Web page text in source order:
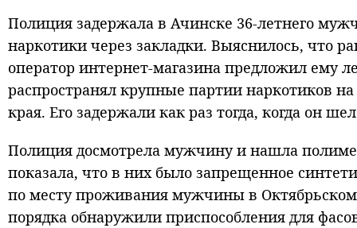
Полиция задержала в Ачинске 36-летнего
наркотики через закладки. Выяснилось, что
оператор интернет-магазина предложил ему
распространял крупные партии наркотиков
края. Его задержали как раз тогда, когда он
Полиция досмотрела мужчину и нашла
показала, что в них было запрещенное
по месту проживания мужчины в
порядка обнаружили приспособления для